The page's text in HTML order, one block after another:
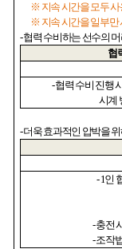
※ 지속 시간을 모두
※ 지속 시간을 일부만
-협력 수비하는 선수의
협
-협력 수비 진행
시계
-더욱 효과적인 압박을
- 1인
-충전
-조작